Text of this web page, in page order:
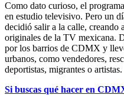
Como dato curioso, el
en estudio televisivo. Pero un
decidió salir a la calle, creando
originales de la TV mexicana.
por los barrios de CDMX y
urbanos, como vendedores,
deportistas, migrantes o artistas.
Si buscas qué hacer en